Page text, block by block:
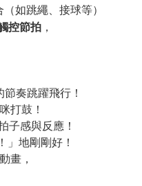
如跳繩、接球等）
控節拍 ，
奏跳躍飛行！
打鼓！
子感與反應！
」地剛剛好！
畫，